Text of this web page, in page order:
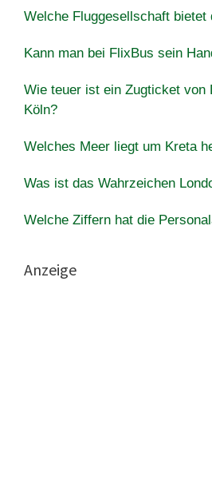
Welche Fluggesellschaft bietet
Kann man bei FlixBus sein
Wie teuer ist ein Zugticket von
Köln?
Welches Meer liegt um Kreta
Was ist das Wahrzeichen
Welche Ziffern hat die
Anzeige